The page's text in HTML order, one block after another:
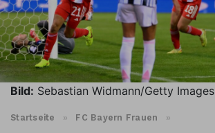
Bild: Sebastian Widmann/Getty Images
Startseite » FC Bayern Frauen »